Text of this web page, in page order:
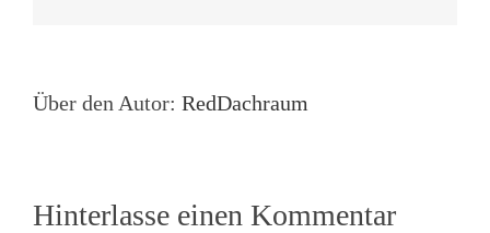
Über den Autor: RedDachraum
Hinterlasse einen Kommentar